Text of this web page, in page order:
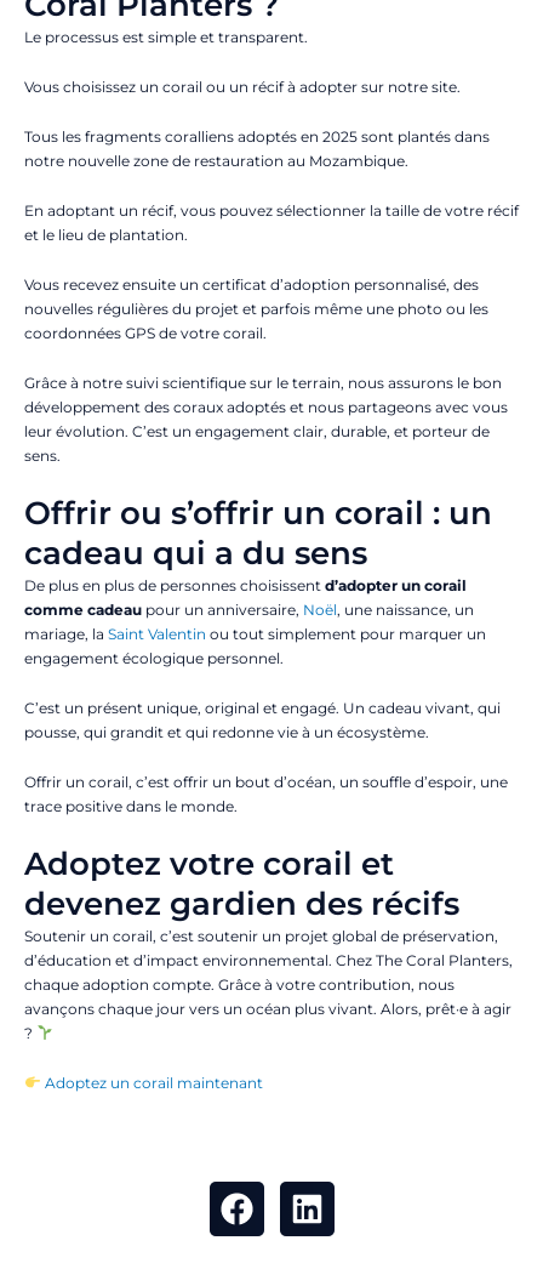
Le processus est simple et transparent.
Vous choisissez un corail ou un récif à adopter sur notre site.
Tous les fragments coralliens adoptés en 2025 sont plantés dans
notre nouvelle zone de restauration au Mozambique.
En adoptant un récif, vous pouvez sélectionner la taille de votre récif
et le lieu de plantation.
Vous recevez ensuite un certificat d’adoption personnalisé, des
nouvelles régulières du projet et parfois même une photo ou les
coordonnées GPS de votre corail.
Grâce à notre suivi scientifique sur le terrain, nous assurons le bon
développement des coraux adoptés et nous partageons avec vous
leur évolution. C’est un engagement clair, durable, et porteur de
sens.
Offrir ou s’offrir un corail : un
cadeau qui a du sens
De plus en plus de personnes choisissent d’adopter un corail
comme cadeau pour un anniversaire, Noël, une naissance, un
mariage, la Saint Valentin ou tout simplement pour marquer un
engagement écologique personnel.
C’est un présent unique, original et engagé. Un cadeau vivant, qui
pousse, qui grandit et qui redonne vie à un écosystème.
Offrir un corail, c’est offrir un bout d’océan, un souffle d’espoir, une
trace positive dans le monde.
Adoptez votre corail et
devenez gardien des récifs
Soutenir un corail, c’est soutenir un projet global de préservation,
d’éducation et d’impact environnemental. Chez The Coral Planters,
chaque adoption compte. Grâce à votre contribution, nous
avançons chaque jour vers un océan plus vivant. Alors, prêt·e à agir
?
Adoptez un corail maintenant